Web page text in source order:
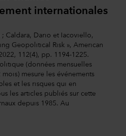
internationales
Caldara, Dario et Iacoviello,
Geopolitical Risk », American
112(4), pp. 1194-1225.
(données mensuelles
mois) mesure les événements
et les risques qui en
les articles publiés sur cette
depuis 1985. Au